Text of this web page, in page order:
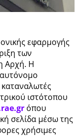
εφαρμογής
των
Αρχή. Η
ιστότοπου
όπου
σελίδα μέσω της
χρήσιμες